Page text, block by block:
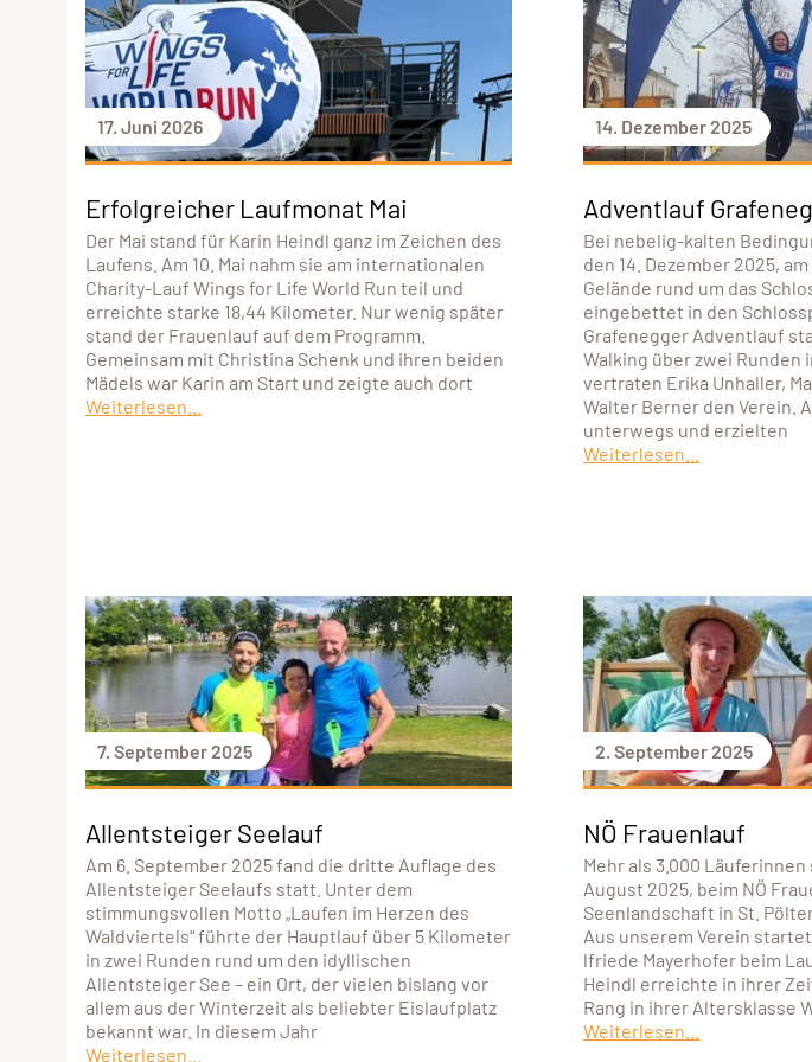
17. Juni 2026
Erfolgreicher Laufmonat Mai
Der Mai stand für Karin Heindl ganz im Zeichen des
Laufens. Am 10. Mai nahm sie am internationalen
Charity-Lauf Wings for Life World Run teil und
erreichte starke 18,44 Kilometer. Nur wenig später
stand der Frauenlauf auf dem Programm.
Gemeinsam mit Christina Schenk und ihren beiden
Mädels war Karin am Start und zeigte auch dort
Weiterlesen...
14. Dezember 2025
Adventlauf
Bei nebelig-kalten
den 14. Dezember 2025,
Gelände rund um das
eingebettet in den
Grafenegger Adventlauf
Walking über zwei Runden
vertraten Erika Unhaller,
Walter Berner den Verein.
unterwegs und erzielten
Weiterlesen...
7. September 2025
Allentsteiger Seelauf
Am 6. September 2025 fand die dritte Auflage des
Allentsteiger Seelaufs statt. Unter dem
stimmungsvollen Motto „Laufen im Herzen des
Waldviertels“ führte der Hauptlauf über 5 Kilometer
in zwei Runden rund um den idyllischen
Allentsteiger See – ein Ort, der vielen bislang vor
allem aus der Winterzeit als beliebter Eislaufplatz
bekannt war. In diesem Jahr
Weiterlesen...
2. September 2025
NÖ Frauenlauf
Mehr als 3.000 Läuferinnen
August 2025, beim NÖ
Seenlandschaft in St.
Aus unserem Verein
lfriede Mayerhofer beim
Heindl erreichte in ihrer
Rang in ihrer Altersklasse
Weiterlesen...